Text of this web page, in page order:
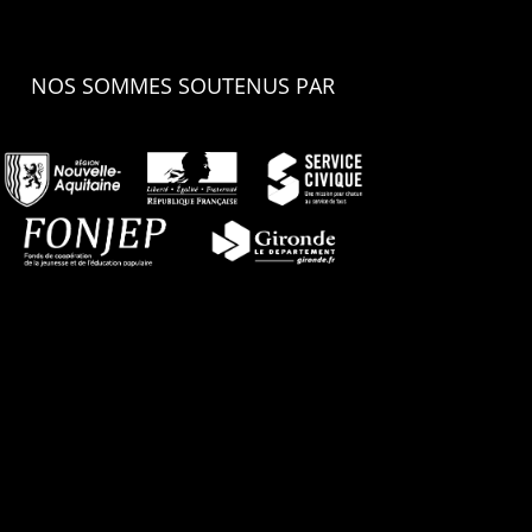
NOS SOMMES SOUTENUS PAR